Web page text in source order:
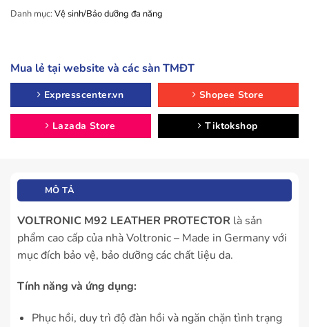
Danh mục: Vệ sinh/Bảo dưỡng đa năng
Mua lẻ tại website và các sàn TMĐT
Expresscenter.vn Shopee Store
Lazada Store Tiktokshop
MÔ TẢ
VOLTRONIC M92 LEATHER PROTECTOR là sản
phẩm cao cấp của nhà Voltronic – Made in Germany với
mục đích bảo vệ, bảo dưỡng các chất liệu da.
Tính năng và ứng dụng:
Phục hồi, duy trì độ đàn hồi và ngăn chặn tình trạng